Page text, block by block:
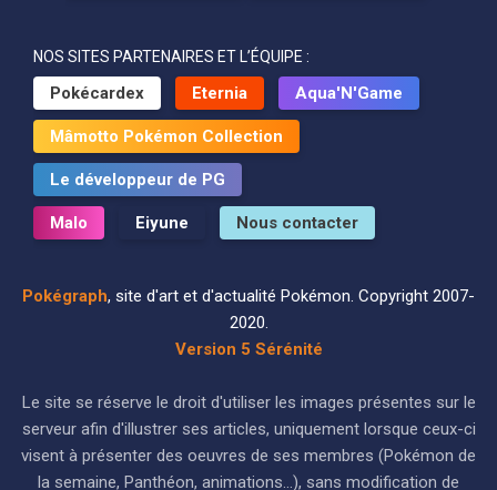
NOS SITES PARTENAIRES ET L’ÉQUIPE :
Pokécardex Eternia Aqua'N'Game
Mâmotto Pokémon Collection
Le développeur de PG
Malo Eiyune Nous contacter
Pokégraph, site d'art et d'actualité Pokémon. Copyright 2007-
2020.
Version 5 Sérénité
Le site se réserve le droit d'utiliser les images présentes sur le
serveur afin d'illustrer ses articles, uniquement lorsque ceux-ci
visent à présenter des oeuvres de ses membres (Pokémon de
la semaine, Panthéon, animations...), sans modification de